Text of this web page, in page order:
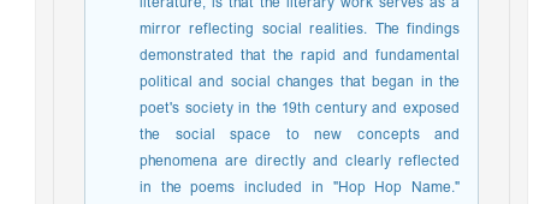
mirror reflecting social realities. The findings
demonstrated that the rapid and fundamental
political and social changes that began in the
poet's society in the 19th century and exposed
the social space to new concepts and
phenomena are directly and clearly reflected
in the poems included in "Hop Hop Name."